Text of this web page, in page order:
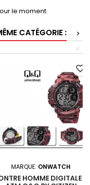
le moment.
CATÉGORIE :
>
<
MARQUE: ONWATCH
HOMME DIGITALE 10
favorite_border